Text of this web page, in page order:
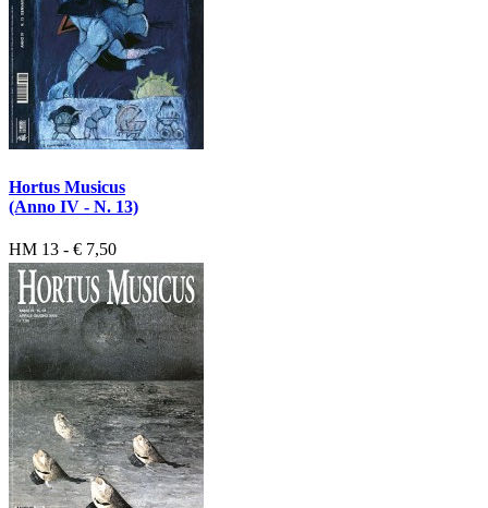
Hortus Musicus
(Anno IV - N. 13)
HM 13 - € 7,50